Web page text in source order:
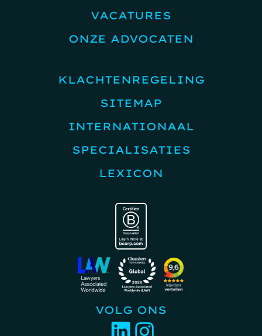
VACATURES
ONZE ADVOCATEN
KLACHTENREGELING
SITEMAP
INTERNATIONAAL
SPECIALISATIES
LEXICON
VOLG ONS